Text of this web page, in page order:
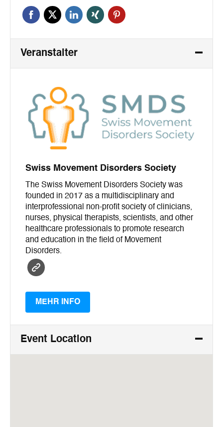
Veranstalter
Swiss Movement Disorders Society
The Swiss Movement Disorders Society was
founded in 2017 as a multidisciplinary and
interprofessional non-profit society of clinicians,
nurses, physical therapists, scientists, and other
healthcare professionals to promote research
and education in the field of Movement
Disorders.
MEHR INFO
Event Location